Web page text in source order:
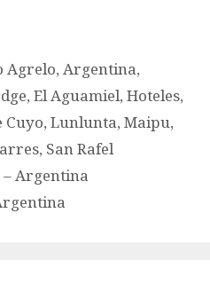
Agrelo,Argentina,
, El Aguamiel, Hoteles,
Cuyo, Lunlunta, Maipu,
, San Rafel
– Argentina